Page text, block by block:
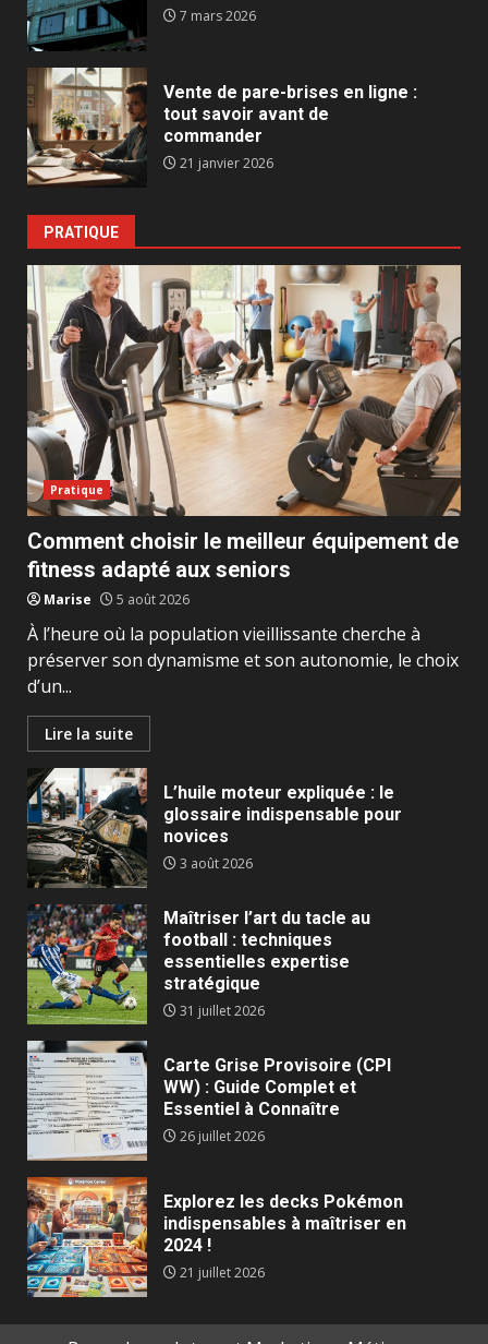
7 mars 2026
Vente de pare-brises en ligne :
tout savoir avant de
commander
21 janvier 2026
PRATIQUE
Pratique
Comment choisir le meilleur équipement de
fitness adapté aux seniors
Marise 5 août 2026
À l’heure où la population vieillissante cherche à
préserver son dynamisme et son autonomie, le choix
d’un...
Lire la suite
L’huile moteur expliquée : le
glossaire indispensable pour
novices
3 août 2026
Maîtriser l’art du tacle au
football : techniques
essentielles expertise
stratégique
31 juillet 2026
Carte Grise Provisoire (CPI
WW) : Guide Complet et
Essentiel à Connaître
26 juillet 2026
Explorez les decks Pokémon
indispensables à maîtriser en
2024 !
21 juillet 2026